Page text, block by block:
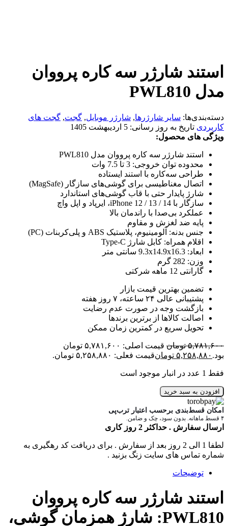
استند شارژر سه کاره پرووان
مدل PWL810
دسته‌بندی‌ها: سایر شارژرها, شارژر موبایل, گجت, گجت های
کاربردی تاریخ به روز رسانی: 5 اردیبهشت 1405
ویژگی های محصول:
استند شارژر سه کاره پرووان مدل PWL810
محدوده توان خروجی: 3 تا 7.5 وات
طراحی سه‌کاره با استند ایستاده
اتصال مغناطیسی برای گوشی‌های سازگار (MagSafe)
شارژ پایدار حتی با قاب گوشی‌های استاندارد
سازگار با iPhone 12 / 13 / 14، ایرپاد و اپل واچ
عملکرد بی‌صدا با راندمان بالا
پایه ضد لغزش و مقاوم
جنس بدنه: آلومینیوم، پلاستیک ABS و پلی‌کربنات (PC)
اقلام همراه: کابل شارژ Type-C
ابعاد: 9.3x14.9x16.3 سانتی متر
وزن: 282 گرم
گارانتی 12 ماهه شرکتی
تضمین بهترین قیمت بازار
پشتیبانی عالی ۲۴ ساعته، ۷ روز هفته
بازگشت وجه در صورت عدم رضایت
اصالت کالاها از برترین برندها
تحویل سریع در کمترین زمان ممکن
۵,۷۸۱,۶۰۰ تومان
قیمت اصلی: ۵,۷۸۱,۶۰۰ تومان
بود. ۵,۲۵۸,۸۸۰ تومانقیمت فعلی: ۵,۲۵۸,۸۸۰ تومان.
فقط 1 عدد در انبار موجود است
افزودن به سبد خرید
امکان قسط‌بندی برحسب اعتبار ترب‌پی
۴ قسط ماهانه. بدون سود، چک و ضامن.
ارسال سفارش . حداکثر 2 روز کاری
لطفا 1 الی 2 روز بعد از سفارش . برای دریافت کد رهگیری به
شماره تماس های سایت زنگ بزنید .
توضیحات
استند شارژر سه کاره پرووان
PWL810: شارژ همزمان گوشی،